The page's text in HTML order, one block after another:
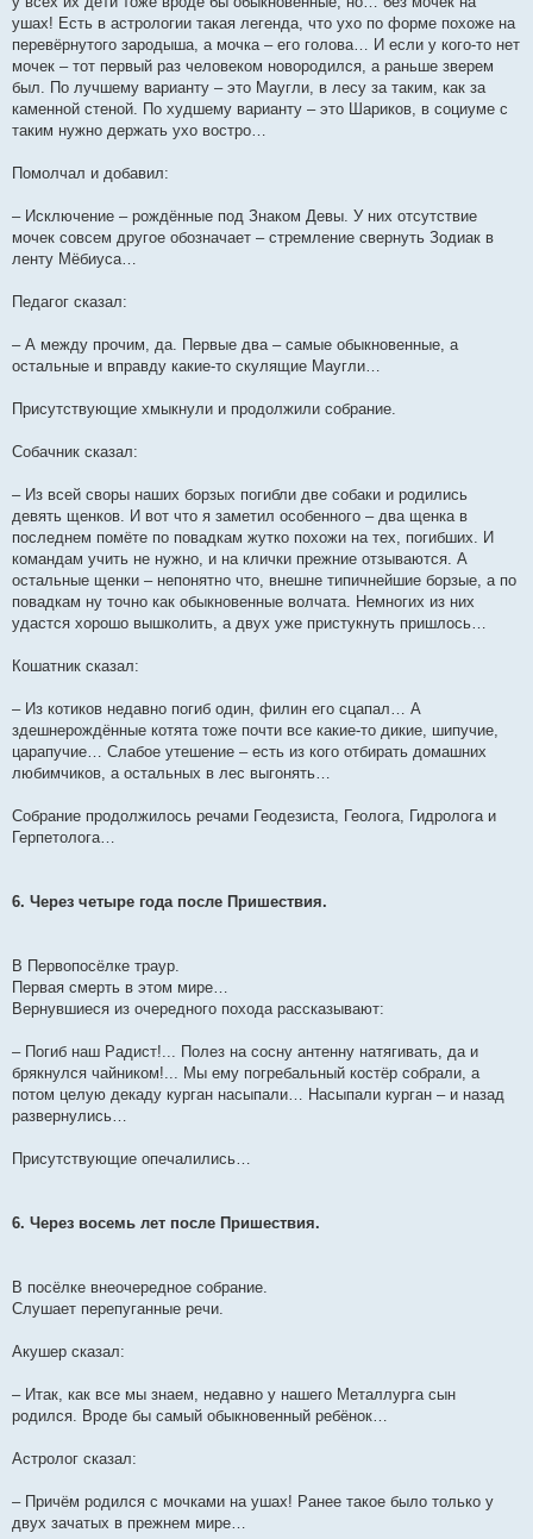
ушах! Есть в астрологии такая легенда, что ухо по форме похоже на
перевёрнутого зародыша, а мочка – его голова… И если у кого-то нет
мочек – тот первый раз человеком новородился, а раньше зверем
был. По лучшему варианту – это Маугли, в лесу за таким, как за
каменной стеной. По худшему варианту – это Шариков, в социуме с
таким нужно держать ухо востро…
Помолчал и добавил:
– Исключение – рождённые под Знаком Девы. У них отсутствие
мочек совсем другое обозначает – стремление свернуть Зодиак в
ленту Мёбиуса…
Педагог сказал:
– А между прочим, да. Первые два – самые обыкновенные, а
остальные и вправду какие-то скулящие Маугли…
Присутствующие хмыкнули и продолжили собрание.
Собачник сказал:
– Из всей своры наших борзых погибли две собаки и родились
девять щенков. И вот что я заметил особенного – два щенка в
последнем помёте по повадкам жутко похожи на тех, погибших. И
командам учить не нужно, и на клички прежние отзываются. А
остальные щенки – непонятно что, внешне типичнейшие борзые, а по
повадкам ну точно как обыкновенные волчата. Немногих из них
удастся хорошо вышколить, а двух уже пристукнуть пришлось…
Кошатник сказал:
– Из котиков недавно погиб один, филин его сцапал… А
здешнерождённые котята тоже почти все какие-то дикие, шипучие,
царапучие… Слабое утешение – есть из кого отбирать домашних
любимчиков, а остальных в лес выгонять…
Собрание продолжилось речами Геодезиста, Геолога, Гидролога и
Герпетолога…
6. Через четыре года после Пришествия.
В Первопосёлке траур.
Первая смерть в этом мире…
Вернувшиеся из очередного похода рассказывают:
– Погиб наш Радист!... Полез на сосну антенну натягивать, да и
брякнулся чайником!... Мы ему погребальный костёр собрали, а
потом целую декаду курган насыпали… Насыпали курган – и назад
развернулись…
Присутствующие опечалились…
6. Через восемь лет после Пришествия.
В посёлке внеочередное собрание.
Слушает перепуганные речи.
Акушер сказал:
– Итак, как все мы знаем, недавно у нашего Металлурга сын
родился. Вроде бы самый обыкновенный ребёнок…
Астролог сказал:
– Причём родился с мочками на ушах! Ранее такое было только у
двух зачатых в прежнем мире…